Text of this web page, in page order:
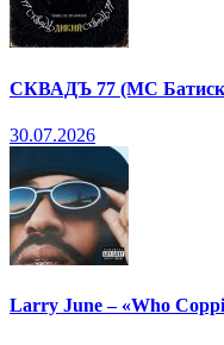
СКВАДЪ 77 (МС
30.07.2026
Larry June – «Who